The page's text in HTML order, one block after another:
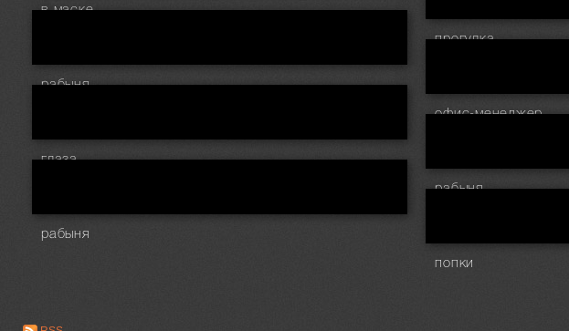
в маске
прогулка
рабыня
офис-менеджер
глаза
рабыня
рабыня
попки